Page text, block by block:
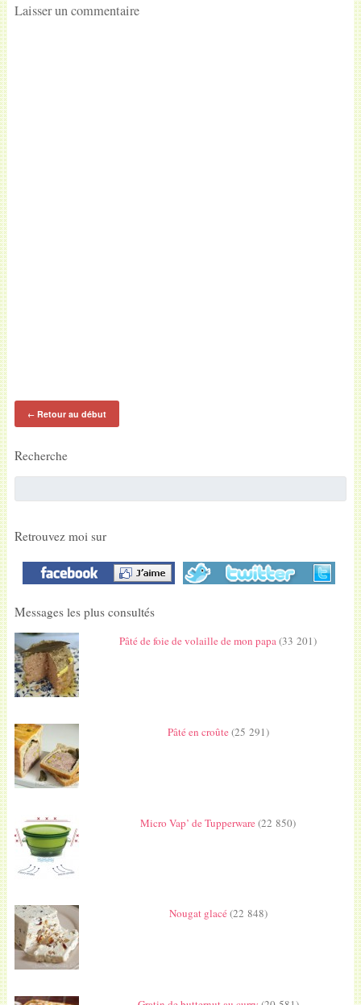
Laisser un commentaire
←Retour au début
Recherche
Retrouvez moi sur
Messages les plus consultés
Pâté de foie de volaille de mon papa(33 201)
Pâté en croûte(25 291)
Micro Vap’ de Tupperware(22 850)
Nougat glacé(22 848)